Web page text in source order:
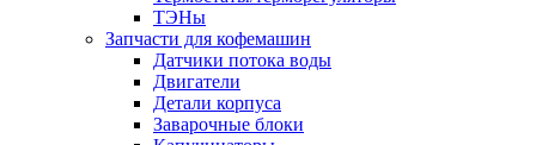
ТЭНы
Запчасти для кофемашин
Датчики потока воды
Двигатели
Детали корпуса
Заварочные блоки